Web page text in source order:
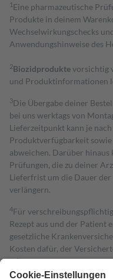
1 Eine pharmazeutische
Produkte in deinem
Wechselwirkungschecks
Anwendungshinweise des
2Biozidproduktevorsichtig
und Produktinformationen
3Die Übergabe deiner
bei uns werktags von
Lieferzeitpunkt kann je
Produktverfügbarkeit
abweichen. Darüber
Prüfungen, die zu deiner
Lieferfrist um die Dauer
verlängern.
4Für
Rezept aus und der Patient
gesetzliche
Kosten dafür, der
mit.
Grundsätzlich leisten